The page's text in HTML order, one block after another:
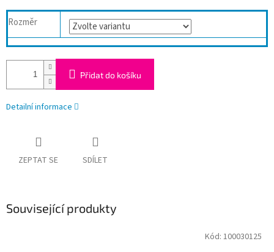
Rozměr
Přidat do košíku
Detailní informace
ZEPTAT SE SDÍLET
Související produkty
Kód: 100030125